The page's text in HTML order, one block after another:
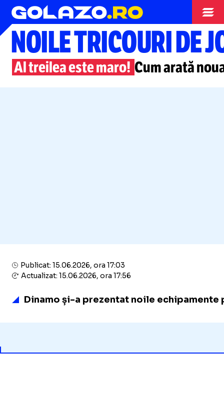
Superliga
NOILE TRICOURI DE
Al treilea este maro! Cum arată
Publicat: 15.06.2026, ora 17:03
Actualizat: 15.06.2026, ora 17:56
Dinamo și-a prezentat noile echipamente